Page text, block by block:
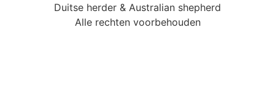
Duitse herder & Australian shepherd
Alle rechten voorbehouden